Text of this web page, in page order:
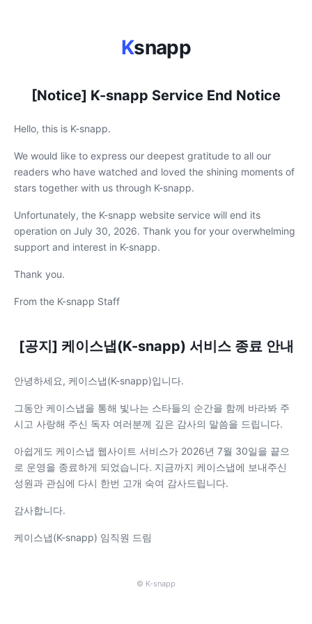
Ksnapp
[Notice] K-snapp Service End Notice
Hello, this is K-snapp.
We would like to express our deepest gratitude to all our
readers who have watched and loved the shining moments of
stars together with us through K-snapp.
Unfortunately, the K-snapp website service will end its
operation on July 30, 2026. Thank you for your overwhelming
support and interest in K-snapp.
Thank you.
From the K-snapp Staff
[공지] 케이스냅(K-snapp) 서비스 종료 안내
안녕하세요, 케이스냅(K-snapp)입니다.
그동안 케이스냅을 통해 빛나는 스타들의 순간을 함께 바라봐 주
시고 사랑해 주신 독자 여러분께 깊은 감사의 말씀을 드립니다.
아쉽게도 케이스냅 웹사이트 서비스가 2026년 7월 30일을 끝으
로 운영을 종료하게 되었습니다. 지금까지 케이스냅에 보내주신
성원과 관심에 다시 한번 고개 숙여 감사드립니다.
감사합니다.
케이스냅(K-snapp) 임직원 드림
© K-snapp